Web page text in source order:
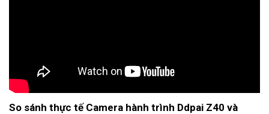
So sánh thực tế Camera hành trình Ddpai Z40 và